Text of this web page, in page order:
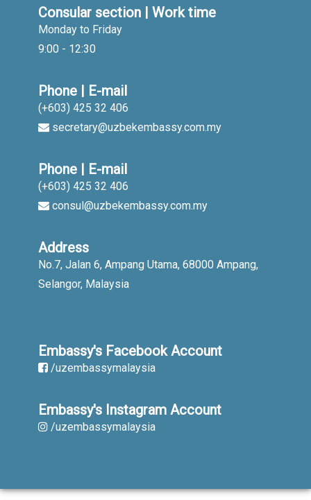
Consular section | Work time
Monday to Friday
9:00 - 12:30
Phone | E-mail
(+603) 425 32 406
secretary@uzbekembassy.com.my
Phone | E-mail
(+603) 425 32 406
consul@uzbekembassy.com.my
Address
No.7, Jalan 6, Ampang Utama, 68000 Ampang,
Selangor, Malaysia
Embassy's Facebook Account
/uzembassymalaysia
Embassy's Instagram Account
/uzembassymalaysia